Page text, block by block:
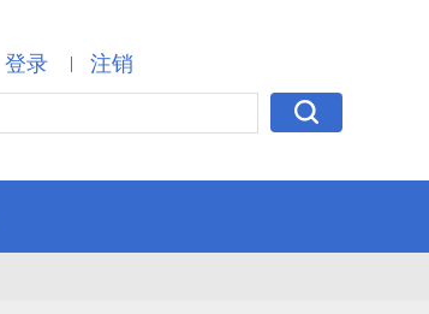
登录 | 注销